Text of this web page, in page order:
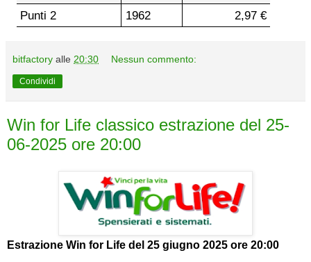
Punti 2
1962 2,97 €
bitfactory alle 20:30 Nessun commento:
Condividi
Win for Life classico estrazione del 25-
06-2025 ore 20:00
Estrazione Win for Life del 25 giugno 2025 ore 20:00